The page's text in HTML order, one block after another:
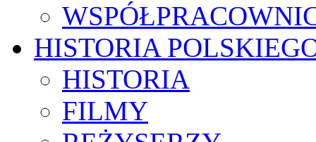
HISTORIA
HISTORIA
FILMY